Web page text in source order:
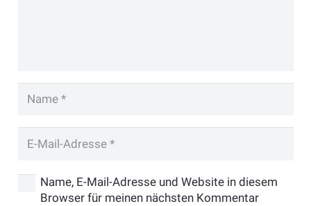
Name, E-Mail-Adresse und Website in diesem
Browser für meinen nächsten Kommentar